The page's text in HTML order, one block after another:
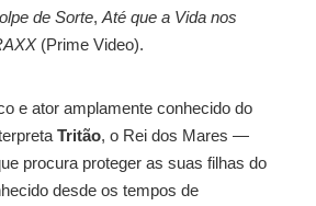
de Sorte, Até que a Vida nos
(Prime Video).
e ator amplamente conhecido do
Tritão, o Rei dos Mares —
procura proteger as suas filhas do
desde os tempos de